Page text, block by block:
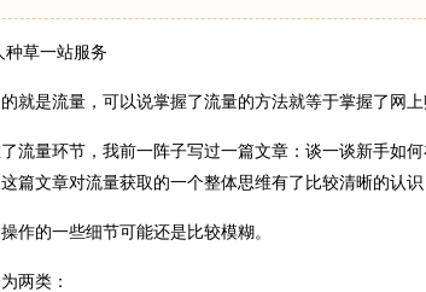
草一站服务
就是流量，可以说掌握了流量的方法就等于掌握了网
流量环节，我前一阵子写过一篇文章：谈一谈新手如
篇文章对流量获取的一个整体思维有了比较清晰的认识
作的一些细节可能还是比较模糊。
两类：